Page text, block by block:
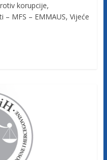
korupcije,
MFS – EMMAUS, Vijeće